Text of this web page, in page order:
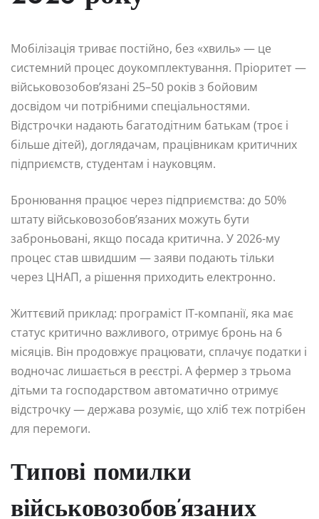
Мобілізація триває постійно, без «хвиль» — це
системний процес доукомплектування. Пріоритет —
військовозобов’язані 25–50 років з бойовим
досвідом чи потрібними спеціальностями.
Відстрочки надають багатодітним батькам (троє і
більше дітей), доглядачам, працівникам критичних
підприємств, студентам і науковцям.
Бронювання працює через підприємства: до 50%
штату військовозобов’язаних можуть бути
заброньовані, якщо посада критична. У 2026-му
процес став швидшим — заяви подають тільки
через ЦНАП, а рішення приходить електронно.
Життєвий приклад: програміст IT-компанії, яка має
статус критично важливого, отримує бронь на 6
місяців. Він продовжує працювати, сплачує податки і
водночас лишається в реєстрі. А фермер з трьома
дітьми та господарством автоматично отримує
відстрочку — держава розуміє, що хліб теж потрібен
для перемоги.
Типові помилки
військовозобов’язаних